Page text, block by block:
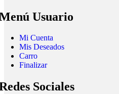
Usuario
Mi Cuenta
Mis Deseados
Carro
Finalizar
Sociales